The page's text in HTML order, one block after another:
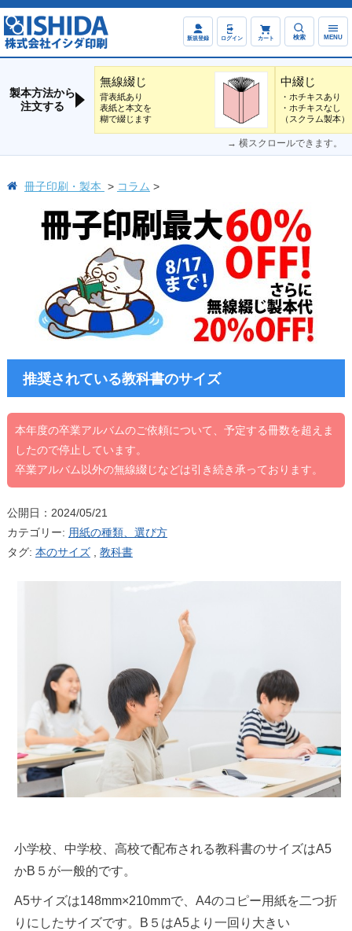
新規登録 ログイン カート 検索 MENU
製本方法から
注文する
無線綴じ
背表紙あり
表紙と本文を
糊で綴じます
中綴じ
・ホチキスあり
・ホチキスなし
（スクラム製本）
→ 横スクロールできます。
冊子印刷・製本 コラム
推奨されている教科書のサイズ
本年度の卒業アルバムのご依頼について、予定する冊数を超えま
したので停止しています。
卒業アルバム以外の無線綴じなどは引き続き承っております。
公開日：2024/05/21
カテゴリー: 用紙の種類、選び方
タグ: 本のサイズ, 教科書
小学校、中学校、高校で配布される教科書のサイズはA5
かB５が一般的です。
A5サイズは148mm×210mmで、A4のコピー用紙を二つ折
りにしたサイズです。B５はA5より一回り大きい